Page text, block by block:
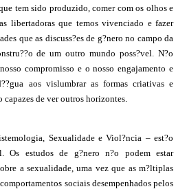
tem sido produzido, comer com os olhos e
libertadoras que temos vivenciado e fazer
que as discuss?es de g?nero no campo da
de um outro mundo poss?vel. N?o
compromisso e o nosso engajamento e
aos vislumbrar as formas criativas e
de ver outros horizontes.
Sexualidade e Viol?ncia – est?o
Os estudos de g?nero n?o podem estar
a sexualidade, uma vez que as m?ltiplas
sociais desempenhados pelos